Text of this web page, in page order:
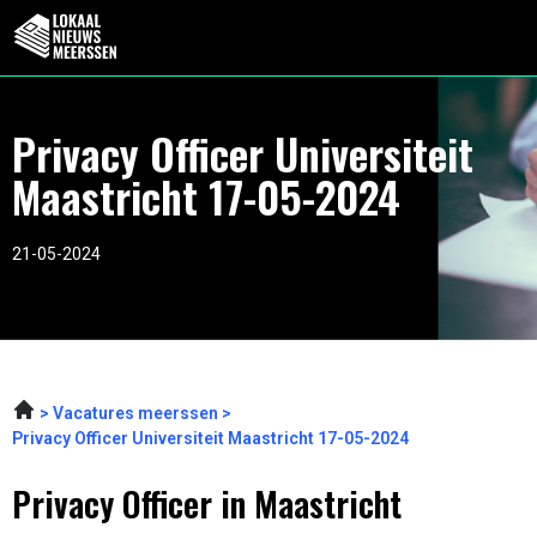
Privacy Officer Universiteit
Maastricht 17-05-2024
21-05-2024
Vacatures meerssen
Privacy Officer Universiteit Maastricht 17-05-2024
Privacy Officer in Maastricht